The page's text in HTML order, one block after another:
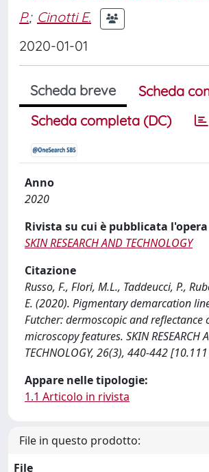
P.; Cinotti E.
2020-01-01
Scheda breve
Scheda
Scheda completa (DC)
Anno
2020
Rivista su cui è pubblicata l'opera
SKIN RESEARCH AND TECHNOLOGY
Citazione
Russo, F., Flori, M.L., Taddeucci, P.,
E. (2020). Pigmentary demarcation
Futcher: dermoscopic and reflectance
microscopy features. SKIN RESEARCH
TECHNOLOGY, 26(3), 440-442
Appare nelle tipologie:
1.1 Articolo in rivista
File in questo prodotto:
File